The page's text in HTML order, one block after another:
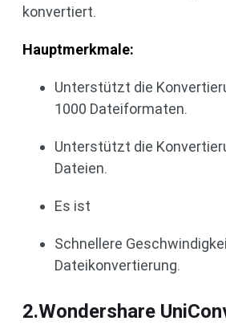
konvertiert.
Hauptmerkmale:
Unterstützt die
1000 Dateiformaten.
Unterstützt die
Dateien.
Es ist
Schnellere
Dateikonvertierung.
2.Wondershare